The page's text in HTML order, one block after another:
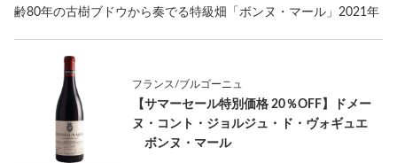
齢80年の古樹ブドウから奏でる特級畑「ボンヌ・マール」2021年
フランス/ブルゴーニュ
【サマーセール特別価格 20％OFF】ドメー
ヌ・コント・ジョルジュ・ド・ヴォギュエ
ボンヌ・マール